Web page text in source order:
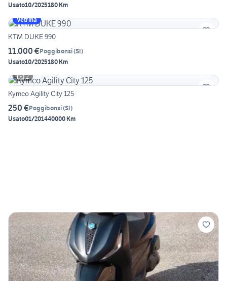
Usato10/2025180 Km
Vetrina
KTM DUKE 990
11.000 €Poggibonsi(SI)
Usato10/2025180 Km
2
Kymco Agility City 125
250 €Poggibonsi(SI)
Usato01/201440000 Km